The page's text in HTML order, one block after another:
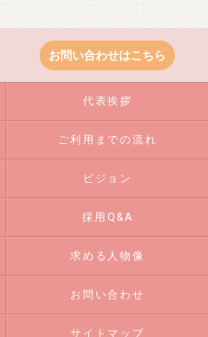
お問い合わせはこちら
代表挨拶
ご利用までの流れ
ビジョン
採用Q&A
求める人物像
お問い合わせ
サイトマップ